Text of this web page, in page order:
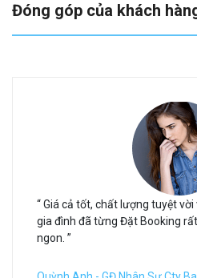
Đóng góp của khách
“ Giá cả tốt, chất lượng tuyệt
gia đình đã từng Đặt Booking
ngon. ”